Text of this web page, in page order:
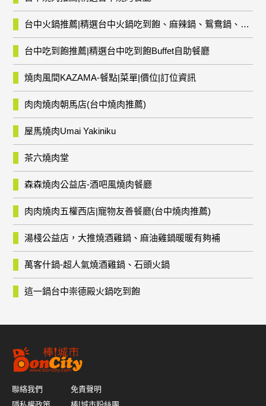
台中火鍋推薦|精選台中火鍋吃到飽、麻辣鍋、鴛鴦鍋、石頭火鍋、酸菜白肉鍋、海鮮鍋、燒酒雞、麻油雞、壽喜燒等熱門人氣火鍋店!
台中吃到飽推薦|精選台中吃到飽Buffet自助餐廳
燒肉風間KAZAMA-餐點|菜單|價位|訂位資訊
肉肉燒肉朝馬店(台中燒肉推薦)
屋馬燒肉Umai Yakiniku
茶六燒肉堂
森森燒肉公益店-酒吧風燒肉餐廳
肉肉燒肉五權西店|寵物友善餐廳(台中燒肉推薦)
湯棧公益店，大推燒酒雞鍋、麻油雞鍋暖暖有夠補
萬客什鍋-超人氣燒酒雞鍋、石頭火鍋
這一鍋台中崇德殿火鍋吃到飽
聯絡我們
免責聲明